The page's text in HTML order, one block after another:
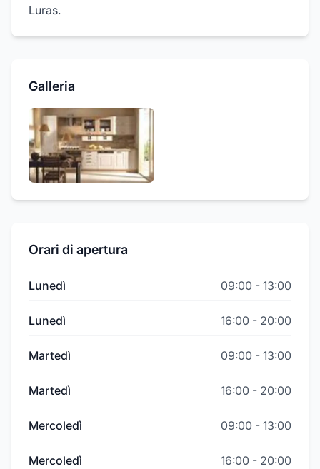
Luras.
Galleria
Orari di apertura
Lunedì 09:00 - 13:00
Lunedì 16:00 - 20:00
Martedì 09:00 - 13:00
Martedì 16:00 - 20:00
Mercoledì 09:00 - 13:00
Mercoledì 16:00 - 20:00